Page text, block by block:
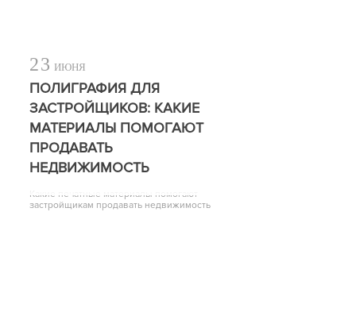
23 ИЮНЯ
ПОЛИГРАФИЯ ДЛЯ
ЗАСТРОЙЩИКОВ: КАКИЕ
МАТЕРИАЛЫ ПОМОГАЮТ
ПРОДАВАТЬ
НЕДВИЖИМОСТЬ
Какие печатные материалы помогают
застройщикам продавать недвижимость